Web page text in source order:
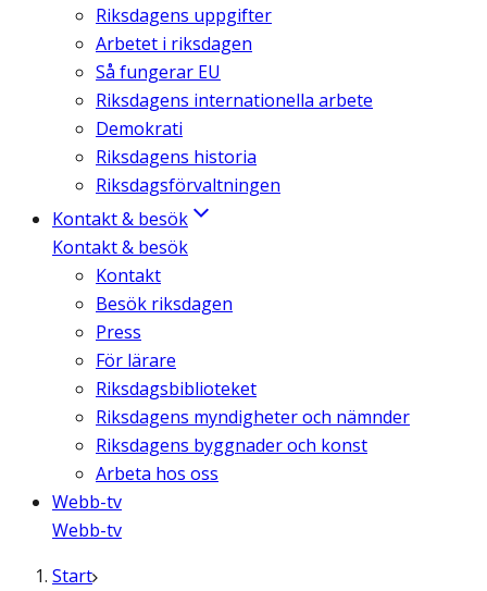
Riksdagens uppgifter
Arbetet i riksdagen
Så fungerar EU
Riksdagens internationella arbete
Demokrati
Riksdagens historia
Riksdagsförvaltningen
Kontakt & besök
Kontakt & besök
Kontakt
Besök riksdagen
Press
För lärare
Riksdagsbiblioteket
Riksdagens myndigheter och nämnder
Riksdagens byggnader och konst
Arbeta hos oss
Webb-tv
Webb-tv
Start